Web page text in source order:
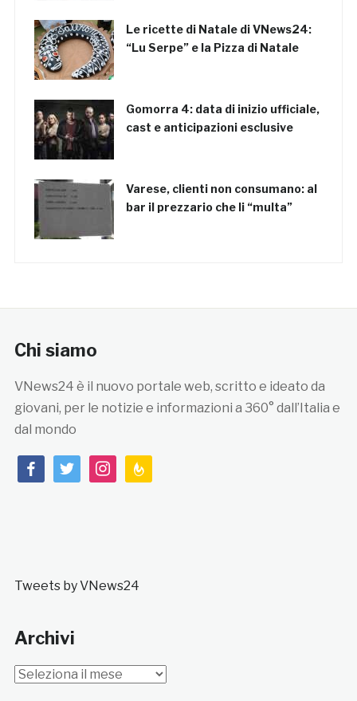
Le ricette di Natale di VNews24:
“Lu Serpe” e la Pizza di Natale
Gomorra 4: data di inizio ufficiale,
cast e anticipazioni esclusive
Varese, clienti non consumano: al
bar il prezzario che li “multa”
Chi siamo
VNews24 è il nuovo portale web, scritto e ideato da
giovani, per le notizie e informazioni a 360° dall’Italia e
dal mondo
facebooktwitterinstagramfeedburner
Tweets by VNews24
Archivi
Archivi